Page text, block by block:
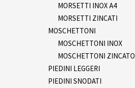
MORSETTI INOX A4
MORSETTI ZINCATI
MOSCHETTONI
MOSCHETTONI INOX
MOSCHETTONI ZINCATO
PIEDINI LEGGERI
PIEDINI SNODATI